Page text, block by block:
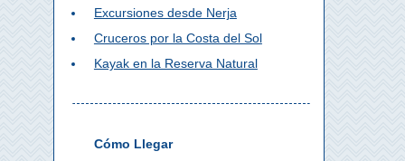
Excursiones desde Nerja
Cruceros por la Costa del Sol
Kayak en la Reserva Natural
Cómo Llegar